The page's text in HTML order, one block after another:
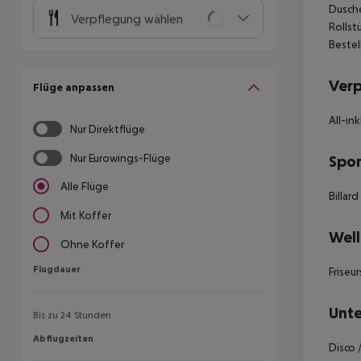
Verpflegung wählen
Flüge anpassen
Nur Direktflüge
Nur Eurowings-Flüge
Alle Flüge
Mit Koffer
Ohne Koffer
Flugdauer
Flugdauer
Bis zu 24 Stunden
Abflugzeiten
Abflugzeiten
All-
Billard
Disco